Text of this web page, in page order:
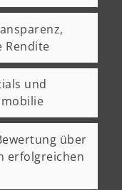
Rendite
und
über
erfolgreichen